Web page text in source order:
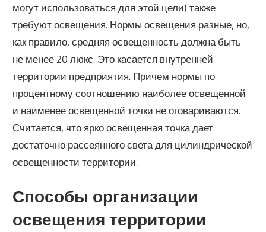
могут использоваться для этой цели) также
требуют освещения. Нормы освещения разные, но,
как правило, средняя освещенность должна быть
не менее 20 люкс. Это касается внутренней
территории предприятия. Причем нормы по
процентному соотношению наиболее освещенной
и наименее освещенной точки не оговариваются.
Считается, что ярко освещенная точка дает
достаточно рассеянного света для цилиндрической
освещенности территории.
Способы организации
освещения территории